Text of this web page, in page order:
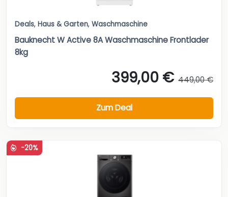
Deals, Haus & Garten, Waschmaschine
Bauknecht W Active 8A Waschmaschine Frontlader
8kg
399,00 € 449,00 €
Zum Deal
-20%